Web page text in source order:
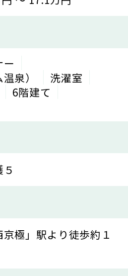
ー
泉）
洗濯室
6階建て
極」駅より徒歩約１